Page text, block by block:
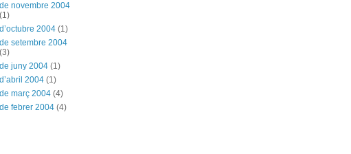
de novembre 2004
(1)
d’octubre 2004 (1)
de setembre 2004
(3)
de juny 2004 (1)
d’abril 2004 (1)
de març 2004 (4)
de febrer 2004 (4)